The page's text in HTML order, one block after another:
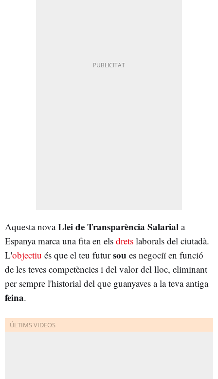
Aquesta novaLlei de Transparència Salarial a
Espanya marca una fita en els drets laborals del ciutadà.
L'objectiu és que el teu futursou es negociï en funció
de les teves competències i del valor del lloc, eliminant
per sempre l'historial del que guanyaves a la teva antiga
feina.